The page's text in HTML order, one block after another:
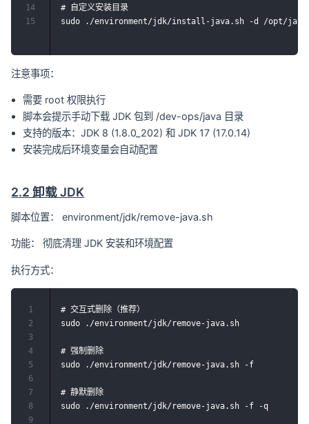
# 自定义安装目录
14
15
注意事项：
需要 root 权限执行
脚本会提示手动下载 JDK 包到 /dev-ops/java 目录
支持的版本：JDK 8 (1.8.0_202) 和 JDK 17 (17.0.14)
安装完成后环境变量会自动配置
2.2 卸载 JDK
脚本位置： environment/jdk/remove-java.sh
功能： 彻底清理 JDK 安装和环境配置
执行方式：
# 交互式删除（推荐）
sudo ./environment/jdk/remove-java.sh
# 强制删除
sudo ./environment/jdk/remove-java.sh -f
# 静默删除
sudo ./environment/jdk/remove-java.sh -f -q
1
2
3
4
5
6
7
8
9